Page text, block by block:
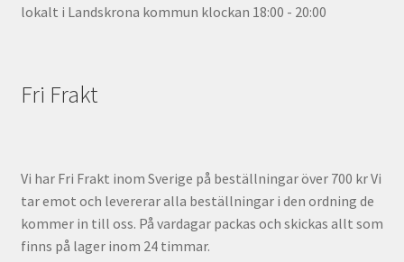
lokalt i Landskrona kommun klockan 18:00 - 20:00
Fri Frakt
Vi har Fri Frakt inom Sverige på beställningar över 700 kr Vi
tar emot och levererar alla beställningar i den ordning de
kommer in till oss. På vardagar packas och skickas allt som
finns på lager inom 24 timmar.